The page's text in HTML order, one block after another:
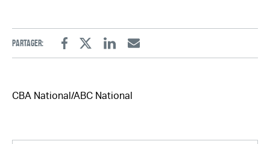
Partager:
FacebookTwitterLinkedinEmail
CBA National/ABC National